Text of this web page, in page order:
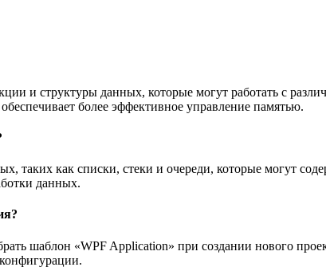
и структуры данных, которые могут работать с
более эффективное управление памятью.
таких как списки, стеки и очереди, которые могут
данных.
шаблон «WPF Application» при создании нового